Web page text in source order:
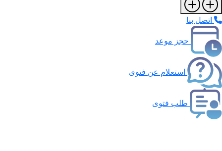
اتصل بنا
حجز موعد
استعلام عن فتوى
طلب فتوى